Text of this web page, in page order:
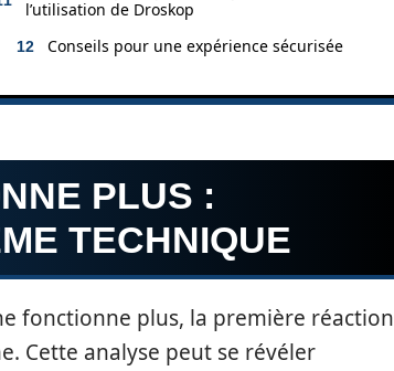
l’utilisation de Droskop
Conseils pour une expérience sécurisée
PLUS :
TECHNIQUE
fonctionne plus, la première réaction
Cette analyse peut se révéler